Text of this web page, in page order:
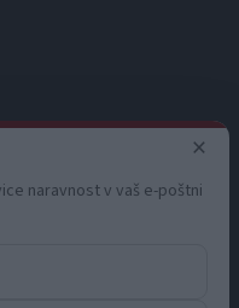
×
naravnost v vaš e-poštni